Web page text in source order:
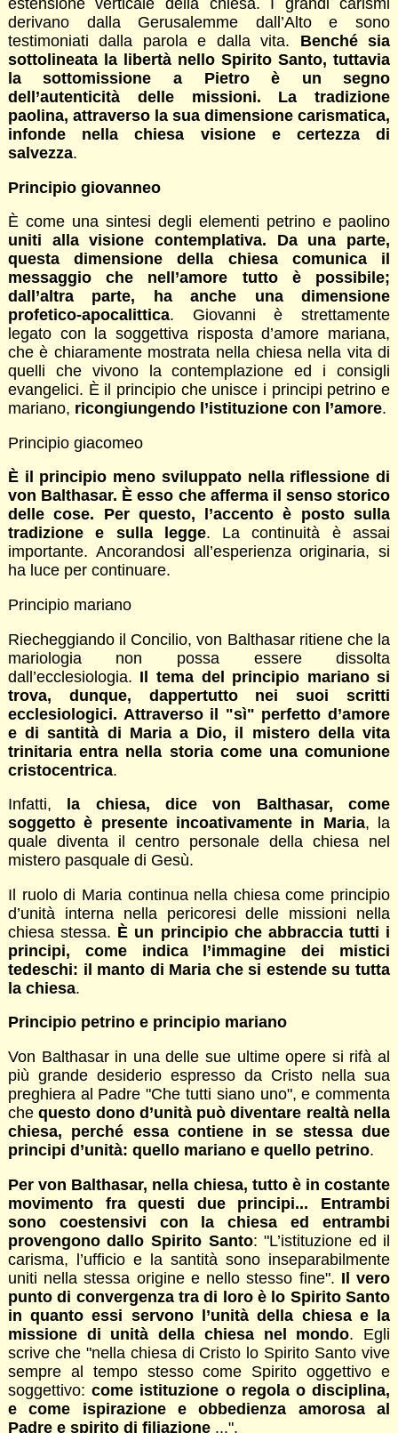
estensione verticale della chiesa. I grandi carismi
derivano dalla Gerusalemme dall’Alto e sono
testimoniati dalla parola e dalla vita. Benché sia
sottolineata la libertà nello Spirito Santo, tuttavia
la sottomissione a Pietro è un segno
dell’autenticità delle missioni. La tradizione
paolina, attraverso la sua dimensione carismatica,
infonde nella chiesa visione e certezza di
salvezza.
Principio giovanneo
È come una sintesi degli elementi petrino e paolino
uniti alla visione contemplativa. Da una parte,
questa dimensione della chiesa comunica il
messaggio che nell’amore tutto è possibile;
dall’altra parte, ha anche una dimensione
profetico-apocalittica. Giovanni è strettamente
legato con la soggettiva risposta d’amore mariana,
che è chiaramente mostrata nella chiesa nella vita di
quelli che vivono la contemplazione ed i consigli
evangelici. È il principio che unisce i principi petrino e
mariano, ricongiungendo l’istituzione con l’amore.
Principio giacomeo
È il principio meno sviluppato nella riflessione di
von Balthasar. È esso che afferma il senso storico
delle cose. Per questo, l’accento è posto sulla
tradizione e sulla legge. La continuità è assai
importante. Ancorandosi all’esperienza originaria, si
ha luce per continuare.
Principio mariano
Riecheggiando il Concilio, von Balthasar ritiene che la
mariologia non possa essere dissolta
dall’ecclesiologia. Il tema del principio mariano si
trova, dunque, dappertutto nei suoi scritti
ecclesiologici. Attraverso il "sì" perfetto d’amore
e di santità di Maria a Dio, il mistero della vita
trinitaria entra nella storia come una comunione
cristocentrica.
Infatti,
la chiesa, dice von Balthasar, come
soggetto è presente incoativamente in Maria, la
quale diventa il centro personale della chiesa nel
mistero pasquale di Gesù.
Il ruolo di Maria continua nella chiesa come principio
d’unità interna nella pericoresi delle missioni nella
chiesa stessa. È un principio che abbraccia tutti i
principi, come indica l’immagine dei mistici
tedeschi: il manto di Maria che si estende su tutta
la chiesa.
Principio petrino e principio mariano
Von Balthasar in una delle sue ultime opere si rifà al
più grande desiderio espresso da Cristo nella sua
preghiera al Padre "Che tutti siano uno", e commenta
chequesto dono d’unità può diventare realtà nella
chiesa, perché essa contiene in se stessa due
principi d’unità: quello mariano e quello petrino.
Per von Balthasar, nella chiesa, tutto è in costante
movimento fra questi due principi... Entrambi
sono coestensivi con la chiesa ed entrambi
provengono dallo Spirito Santo: "L’istituzione ed il
carisma, l’ufficio e la santità sono inseparabilmente
uniti nella stessa origine e nello stesso fine". Il vero
punto di convergenza tra di loro è lo Spirito Santo
in quanto essi servono l’unità della chiesa e la
missione di unità della chiesa nel mondo. Egli
scrive che "nella chiesa di Cristo lo Spirito Santo vive
sempre al tempo stesso come Spirito oggettivo e
soggettivo:come istituzione o regola o disciplina,
e come ispirazione e obbedienza amorosa al
Padre e spirito di filiazione...".